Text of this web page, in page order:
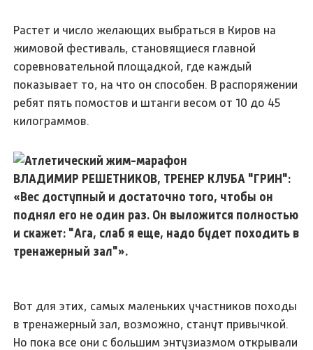
Растет и число желающих выбраться в Киров на
жимовой фестиваль, становящиеся главной
соревновательной площадкой, где каждый
показывает то, на что он способен. В распоряжении
ребят пять помостов и штанги весом от 10 до 45
килограммов.
ВЛАДИМИР РЕШЕТНИКОВ, ТРЕНЕР КЛУБА "ГРИН":
«Вес доступный и достаточно того, чтобы он
поднял его не один раз. Он выложится полностью
и скажет: "Ага, слаб я еще, надо будет походить в
тренажерный зал"».
Вот для этих, самых маленьких участников походы
в тренажерный зал, возможно, станут привычкой.
Но пока все они с большим энтузиазмом открывали